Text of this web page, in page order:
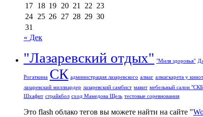
17 18 19 20 21 22 23
24 25 26 27 28 29 30
31
« Дек
"Лазаревский отдых" "Миля здоровья"
Рогаткина СК администрация лазаревского алмаг алмагкарета у
лазаревский миллиардер лазаревский самбист мавит мебельный салон
Шхафит страйкбол сход Мамедова Щель тестовые соревнования
Это flash облако тегов вы можете найти на сайте "